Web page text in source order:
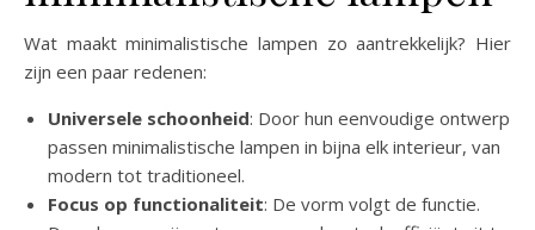
Wat maakt minimalistische lampen zo aantrekkelijk? Hier
zijn een paar redenen:
Universele schoonheid: Door hun eenvoudige ontwerp
passen minimalistische lampen in bijna elk interieur, van
modern tot traditioneel.
Focus op functionaliteit: De vorm volgt de functie.